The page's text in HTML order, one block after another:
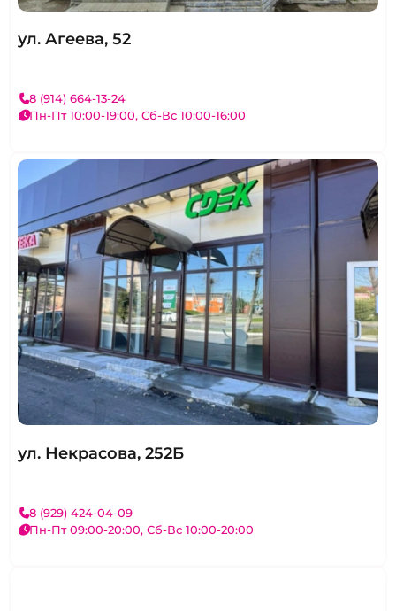
ул. Агеева, 52
8 (914) 664-13-24
Пн-Пт 10:00-19:00, Сб-Вс 10:00-16:00
ул. Некрасова, 252Б
8 (929) 424-04-09
Пн-Пт 09:00-20:00, Сб-Вс 10:00-20:00